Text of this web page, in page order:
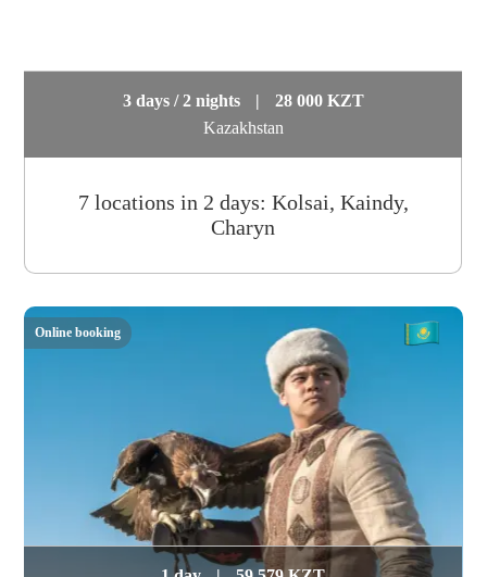
3 days / 2 nights |
28 000 KZT
Kazakhstan
7 locations in 2 days: Kolsai, Kaindy,
Charyn
Online booking